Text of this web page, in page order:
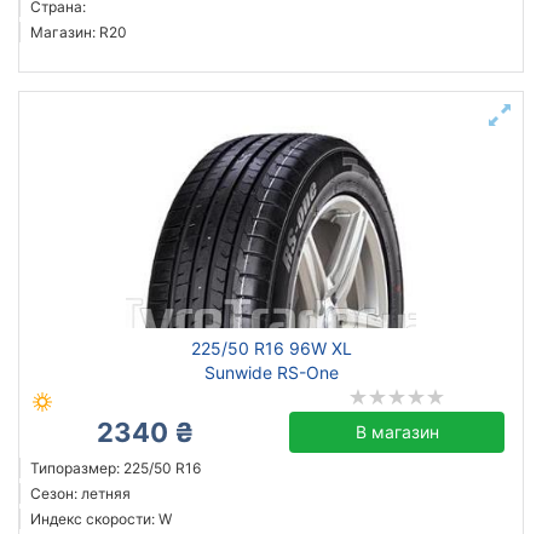
Страна:
Магазин: R20
225/50 R16 96W XL
Sunwide RS-One
2340 ₴ В магазин
Типоразмер: 225/50 R16
Сезон: летняя
Индекс скорости: W